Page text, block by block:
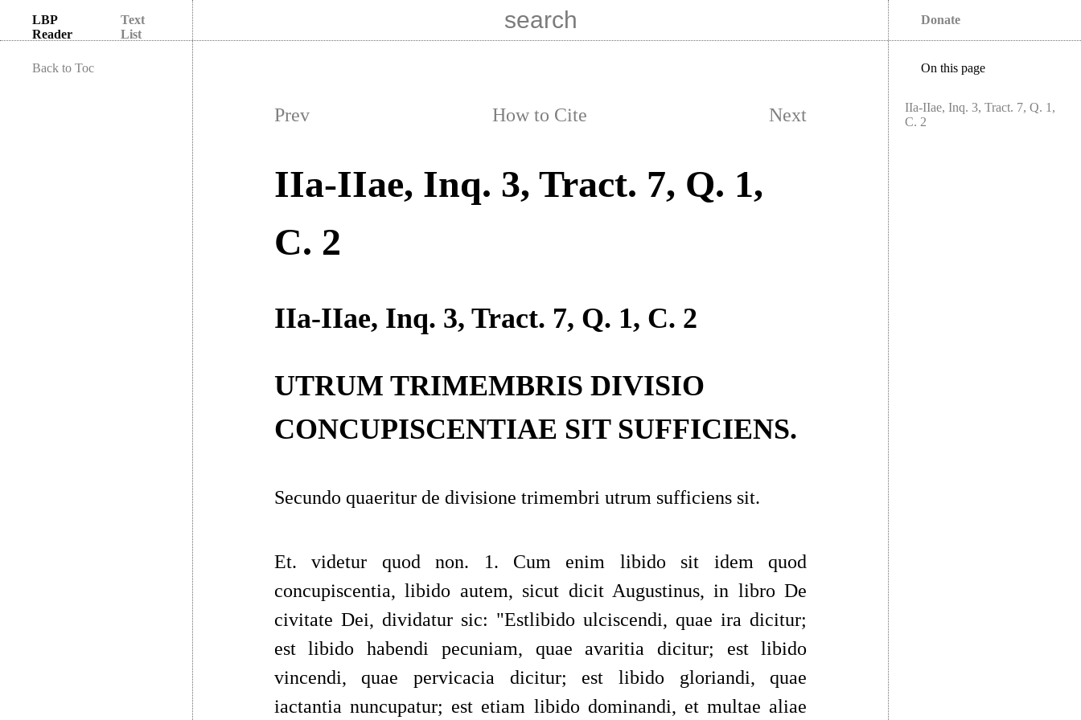
LBP
Reader
Text
List
Donate
Back to Toc
Prev How to Cite Next
IIa-IIae, Inq. 3, Tract. 7, Q. 1,
C. 2
IIa-IIae, Inq. 3, Tract. 7, Q. 1, C. 2
UTRUM TRIMEMBRIS DIVISIO
CONCUPISCENTIAE SIT SUFFICIENS.
Secundo quaeritur de divisione trimembri utrum sufficiens sit.
Et. videtur quod non. 1. Cum enim libido sit idem quod
concupiscentia, libido autem, sicut dicitAugustinus, in libro De
civitate Dei, dividatur sic: "Estlibido ulciscendi, quae ira dicitur;
est libido habendi pecuniam, quae avaritia dicitur; est libido
vincendi, quae pervicacia dicitur; est libido gloriandi, quae
iactantia nuncupatur; est etiam libido dominandi, et multae aliae
On this page
IIa-IIae, Inq. 3, Tract. 7, Q. 1,
C. 2